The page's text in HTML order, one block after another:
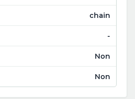
chain
-
Non
Non